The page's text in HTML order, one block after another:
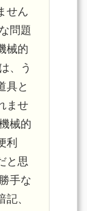
せん
問題
械的
、う
具と
ませ
械的
利
と思
手な
、